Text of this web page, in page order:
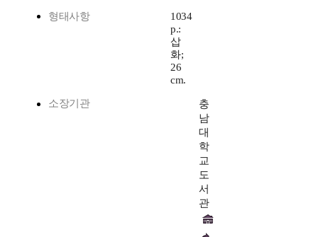
형태사항
1034
p.:
삽
화;
26
cm.
소장기관
충
남
대
학
교
도
서
관